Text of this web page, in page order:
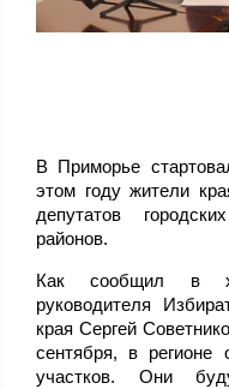
В Приморье
этом году жители
депутатов
районов.
Как сообщил в
руководителя
края Сергей
сентября, в регионе
участков. Они